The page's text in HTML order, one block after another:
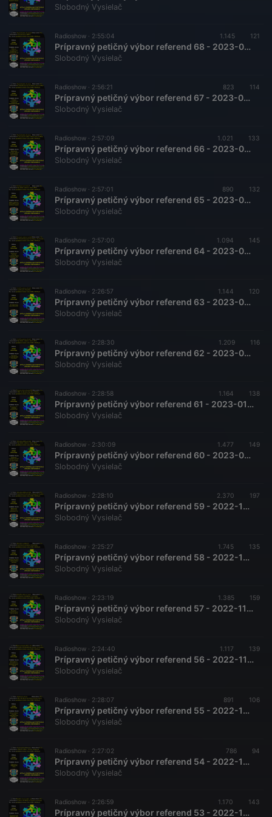
Slobodný Vysielač
Radioshow · 2:55:04 1.145 121
Prípravný petičný výbor referend 68 - 2023-04-29 Petícia za zronoprávnenie zastupiteľskej a priamej demokracie
Slobodný Vysielač
Radioshow · 2:56:21 823 114
Prípravný petičný výbor referend 67 - 2023-04-15 Petícia za zronoprávnenie demokracie sfunkčnením referenda
Slobodný Vysielač
Radioshow · 2:57:09 1.021 133
Prípravný petičný výbor referend 66 - 2023-04-01 Sfunkčnenie referenda, regulácia a ochrana proti energií
Slobodný Vysielač
Radioshow · 2:57:01 890 132
Prípravný petičný výbor referend 65 - 2023-03-26 Potrebujeme novú ústavu ?
Slobodný Vysielač
Radioshow · 2:57:00 1.094 145
Prípravný petičný výbor referend 64 - 2023-03-11 Naviazanie na mierové pochody
Slobodný Vysielač
Radioshow · 2:26:57 1.144 120
Prípravný petičný výbor referend 63 - 2023-02-18 Čo robiť po neplatnom referende ?
Slobodný Vysielač
Radioshow · 2:28:30 1.209 116
Prípravný petičný výbor referend 62 - 2023-02-04 Čo robiť po neplatnom referende ?
Slobodný Vysielač
Radioshow · 2:28:58 1.164 138
Prípravný petičný výbor referend 61 - 2023-01-21 Význam a prínos referenda
Slobodný Vysielač
Radioshow · 2:30:09 1.477 149
Prípravný petičný výbor referend 60 - 2023-01-07 Referendum 2022 a pád vlády
Slobodný Vysielač
Radioshow · 2:28:10 2.370 197
Prípravný petičný výbor referend 59 - 2022-12-28 Referendum 2022 a pád vlády
Slobodný Vysielač
Radioshow · 2:25:27 1.745 135
Prípravný petičný výbor referend 58 - 2022-12-10 Referendová multipetícia
Slobodný Vysielač
Radioshow · 2:23:19 1.385 159
Prípravný petičný výbor referend 57 - 2022-11-26 Petícia Slovensko na 1. mieste
Slobodný Vysielač
Radioshow · 2:24:40 1.117 139
Prípravný petičný výbor referend 56 - 2022-11-12 Petícia proti zmluve DCA
Slobodný Vysielač
Radioshow · 2:28:07 891 106
Prípravný petičný výbor referend 55 - 2022-10-29 Sfunkčnenia referend
Slobodný Vysielač
Radioshow · 2:27:02 786 94
Prípravný petičný výbor referend 54 - 2022-10-15 Tvorivá spoločnosť informuje
Slobodný Vysielač
Radioshow · 2:26:59 1.170 143
Prípravný petičný výbor referend 53 - 2022-10-01